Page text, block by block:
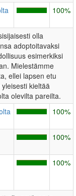
100%
olla
adoptoitavaksi
esimerkiksi
Mielestämme
ellei lapsen etu
kieltää
olevilta pareilta.
100%
100%
100%